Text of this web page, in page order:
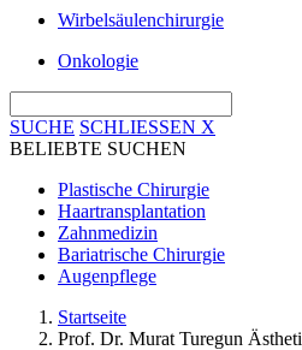
Wirbelsäulenchirurgie
Onkologie
SUCHE SCHLIESSEN X
BELIEBTE SUCHEN
Plastische Chirurgie
Haartransplantation
Zahnmedizin
Bariatrische Chirurgie
Augenpflege
Startseite
Prof. Dr. Murat Turegun